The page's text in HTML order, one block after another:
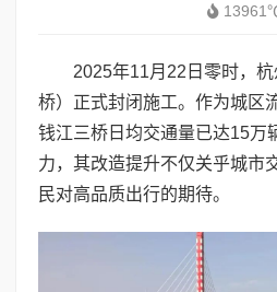
2025年11月22日零时，
桥）正式封闭施工。作为城区
钱江三桥日均交通量已达15万
力，其改造提升不仅关乎城市
民对高品质出行的期待。